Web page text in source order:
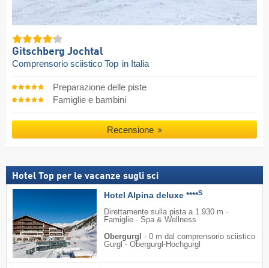
Gitschberg Jochtal
Comprensorio sciistico Top in Italia
Preparazione delle piste
Famiglie e bambini
Recensione
Hotel Top per le vacanze sugli sci
Hotel Alpina deluxe ****S
Direttamente sulla pista a 1.930 m ·
Famiglie · Spa & Wellness
Obergurgl
· 0 m dal comprensorio sciistico
Gurgl - Obergurgl-Hochgurgl